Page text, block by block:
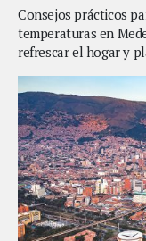
Consejos prácticos
temperaturas en
refrescar el hogar y